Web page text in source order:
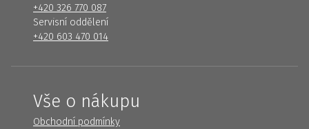
+420 326 770 087
Servisní oddělení
+420 603 470 014
Vše o nákupu
Obchodní podmínky